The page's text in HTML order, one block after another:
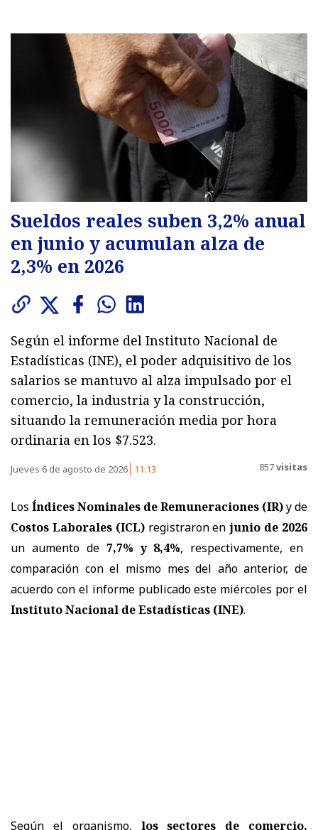
Sueldos reales suben 3,2% anual
en junio y acumulan alza de
2,3% en 2026
Según el informe del Instituto Nacional de
Estadísticas (INE), el poder adquisitivo de los
salarios se mantuvo al alza impulsado por el
comercio, la industria y la construcción,
situando la remuneración media por hora
ordinaria en los $7.523.
Jueves 6 de agosto de 2026 11:13 857visitas
Los Índices Nominales de Remuneraciones (IR)y de
Costos Laborales (ICL)registraron enjunio de 2026
un aumento de 7,7% y 8,4%, respectivamente, en
comparación con el mismo mes del año anterior, de
acuerdo con el informe publicado este miércoles por el
Instituto Nacional de Estadísticas (INE).
Según el organismo, los sectores de comercio,